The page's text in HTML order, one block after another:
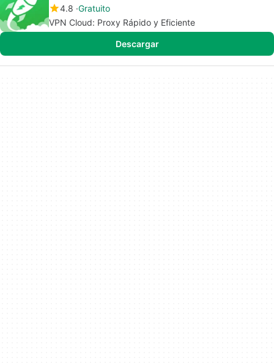
4.8 Gratuito
VPN Cloud: Proxy Rápido y Eficiente
Descargar